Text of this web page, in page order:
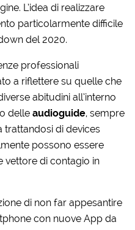
L’idea di realizzare
particolarmente difficile
del 2020.
professionali
a riflettere su quelle che
abitudini all’interno
delleaudioguide, sempre
trattandosi di devices
possono essere
vettore di contagio in
di non far appesantire
con nuove App da